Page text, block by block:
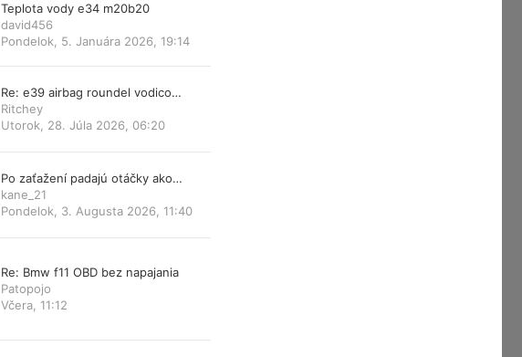
Teplota vody e34 m20b20
david456
Pondelok, 5. Januára 2026, 19:14
Re: e39 airbag roundel vodico…
Ritchey
Utorok, 28. Júla 2026, 06:20
Po zaťažení padajú otáčky ako…
kane_21
Pondelok, 3. Augusta 2026, 11:40
Re: Bmw f11 OBD bez napajania
Patopojo
Včera, 11:12